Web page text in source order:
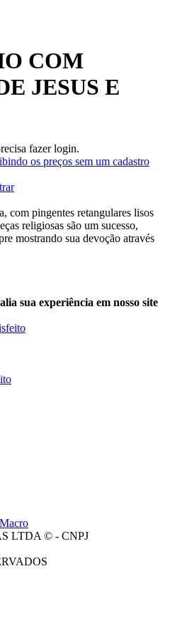
COM
JESUS E
fazer login.
os preços sem um cadastro
com pingentes retangulares lisos
religiosas são um sucesso,
mostrando sua devoção através
sua experiência em nosso site
LTDA © - CNPJ